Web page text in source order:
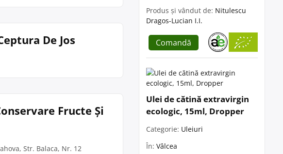
De Jos
Fructe Și
Str. Balaca, Nr. 12
Produs și vândut de: Nitulescu
Dragos-Lucian I.I.
Comandă
Ulei de cătină extravirgin
ecologic, 15ml, Dropper
Categorie: Uleiuri
În: Vâlcea